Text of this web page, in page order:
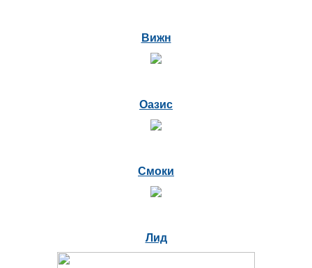
Вижн
Оазис
Смоки
Лид